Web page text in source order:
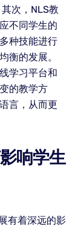
次，NLS教
不同学生的
种技能进行
衡的发展。
学习平台和
的教学方
言，从而更
响学生
有着深远的影